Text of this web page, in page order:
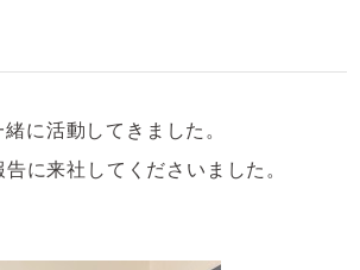
に活動してきました。
に来社してくださいました。